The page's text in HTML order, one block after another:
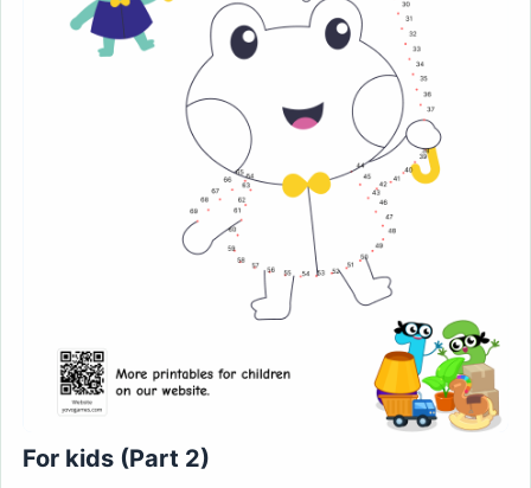
For kids (Part 2)